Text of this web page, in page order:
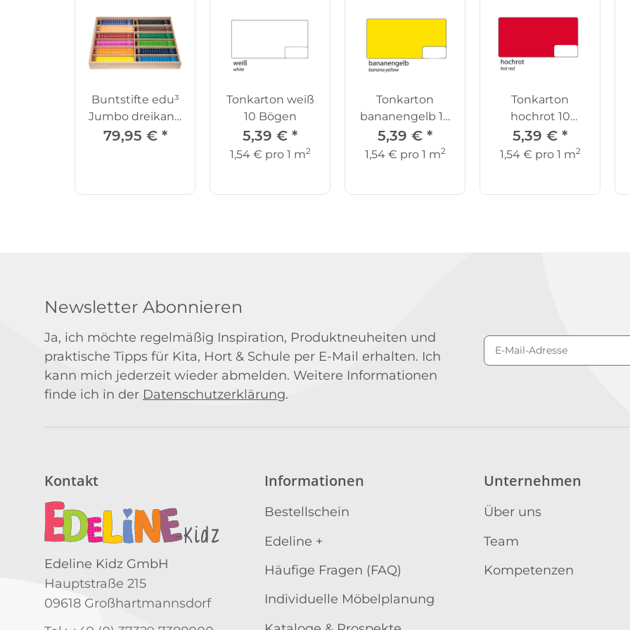
Buntstifte edu³
Jumbo dreikant,
144er Set
79,95 € *
Tonkarton weiß
10 Bögen
5,39 € *
1,54 € pro 1 m2
Tonkarton
bananengelb 10
Bögen
5,39 € *
1,54 € pro 1 m2
Tonkarton
hochrot 10
Bögen
5,39 € *
1,54 € pro 1 m2
Newsletter Abonnieren
Ja, ich möchte regelmäßig Inspiration, Produktneuheiten und
praktische Tipps für Kita, Hort & Schule per E-Mail erhalten. Ich
kann mich jederzeit wieder abmelden. Weitere Informationen
finde ich in der Datenschutzerklärung.
Kontakt
Edeline Kidz GmbH
Hauptstraße 215
09618 Großhartmannsdorf
Informationen
Bestellschein
Edeline +
Häufige Fragen (FAQ)
Individuelle Möbelplanung
Unternehmen
Über uns
Team
Kompetenzen